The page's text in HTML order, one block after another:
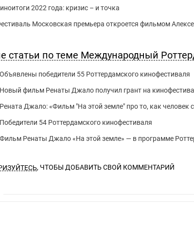
2022 года: кризис – и точка
Московская премьера откроется фильмом
статьи по теме Международный
Объявлены победители 55 Роттердамского кинофестиваля
Новый фильм Ренаты Джало получил грант на
Рената Джало: «Фильм "На этой земле" про то, как человек
Победители 54 Роттердамского кинофестиваля
Фильм Ренаты Джало «На этой земле» — в программе
, ЧТОБЫ ДОБАВИТЬ СВОЙ КОММЕНТАРИЙ